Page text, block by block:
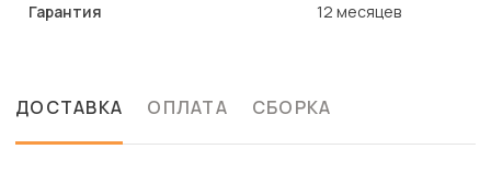
Гарантия 12 месяцев
ДОСТАВКА ОПЛАТА СБОРКА